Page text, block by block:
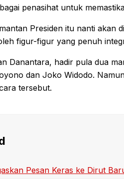
penasihat untuk
Presiden itu nanti akan
figur-figur yang penuh
Danantara, hadir pula dua
dan Joko Widodo.
tersebut.
Pesan Keras ke Dirut